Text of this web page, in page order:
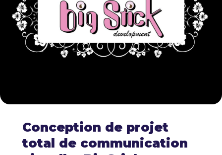
Conception de projet
total de communication